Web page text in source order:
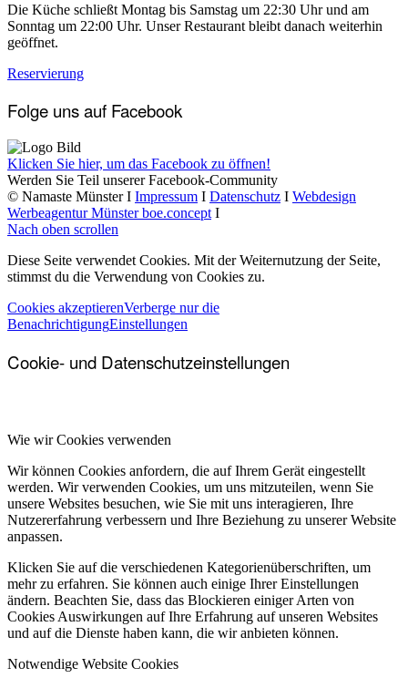
Die Küche schließt Montag bis Samstag um 22:30 Uhr und am
Sonntag um 22:00 Uhr. Unser Restaurant bleibt danach weiterhin
geöffnet.
Reservierung
Folge uns auf Facebook
Klicken Sie hier, um das Facebook zu öffnen!
Werden Sie Teil unserer Facebook-Community
© Namaste Münster I Impressum I Datenschutz I Webdesign
Werbeagentur Münster boe.concept I
Nach oben scrollen
Diese Seite verwendet Cookies. Mit der Weiternutzung der Seite,
stimmst du die Verwendung von Cookies zu.
Cookies akzeptierenVerberge nur die
BenachrichtigungEinstellungen
Cookie- und Datenschutzeinstellungen
Wie wir Cookies verwenden
Wir können Cookies anfordern, die auf Ihrem Gerät eingestellt
werden. Wir verwenden Cookies, um uns mitzuteilen, wenn Sie
unsere Websites besuchen, wie Sie mit uns interagieren, Ihre
Nutzererfahrung verbessern und Ihre Beziehung zu unserer Website
anpassen.
Klicken Sie auf die verschiedenen Kategorienüberschriften, um
mehr zu erfahren. Sie können auch einige Ihrer Einstellungen
ändern. Beachten Sie, dass das Blockieren einiger Arten von
Cookies Auswirkungen auf Ihre Erfahrung auf unseren Websites
und auf die Dienste haben kann, die wir anbieten können.
Notwendige Website Cookies